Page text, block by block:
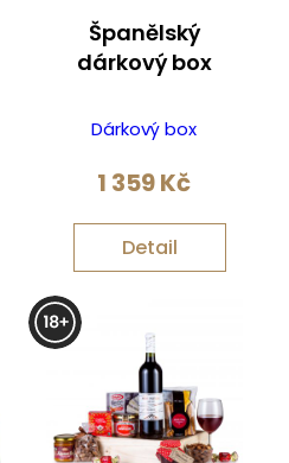
Španělský
dárkový box
Dárkový box
1 359Kč
Detail